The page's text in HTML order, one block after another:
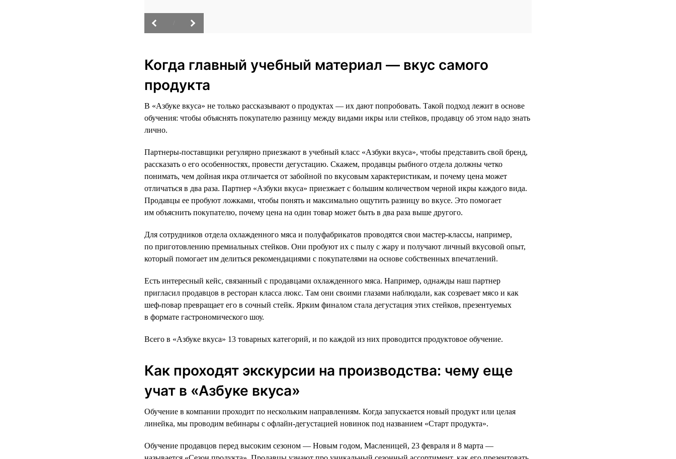
Когда главный учебный материал — вкус самого
продукта
В «Азбуке вкуса» не только рассказывают о продуктах — их дают попробовать. Такой подход лежит в основе
обучения: чтобы объяснять покупателю разницу между видами икры или стейков, продавцу об этом надо знать
лично.
Партнеры-поставщики регулярно приезжают в учебный класс «Азбуки вкуса», чтобы представить свой бренд,
рассказать о его особенностях, провести дегустацию. Скажем, продавцы рыбного отдела должны четко
понимать, чем дойная икра отличается от забойной по вкусовым характеристикам, и почему цена может
отличаться в два раза. Партнер «Азбуки вкуса» приезжает с большим количеством черной икры каждого вида.
Продавцы ее пробуют ложками, чтобы понять и максимально ощутить разницу во вкусе. Это помогает
им объяснить покупателю, почему цена на один товар может быть в два раза выше другого.
Для сотрудников отдела охлажденного мяса и полуфабрикатов проводятся свои мастер-классы, например,
по приготовлению премиальных стейков. Они пробуют их с пылу с жару и получают личный вкусовой опыт,
который помогает им делиться рекомендациями с покупателями на основе собственных впечатлений.
Есть интересный кейс, связанный с продавцами охлажденного мяса. Например, однажды наш партнер
пригласил продавцов в ресторан класса люкс. Там они своими глазами наблюдали, как созревает мясо и как
шеф-повар превращает его в сочный стейк. Ярким финалом стала дегустация этих стейков, презентуемых
в формате гастрономического шоу.
Всего в «Азбуке вкуса» 13 товарных категорий, и по каждой из них проводится продуктовое обучение.
Как проходят экскурсии на производства: чему еще
учат в «Азбуке вкуса»
Обучение в компании проходит по нескольким направлениям. Когда запускается новый продукт или целая
линейка, мы проводим вебинары с офлайн-дегустацией новинок под названием «Старт продукта».
Обучение продавцов перед высоким сезоном — Новым годом, Масленицей, 23 февраля и 8 марта —